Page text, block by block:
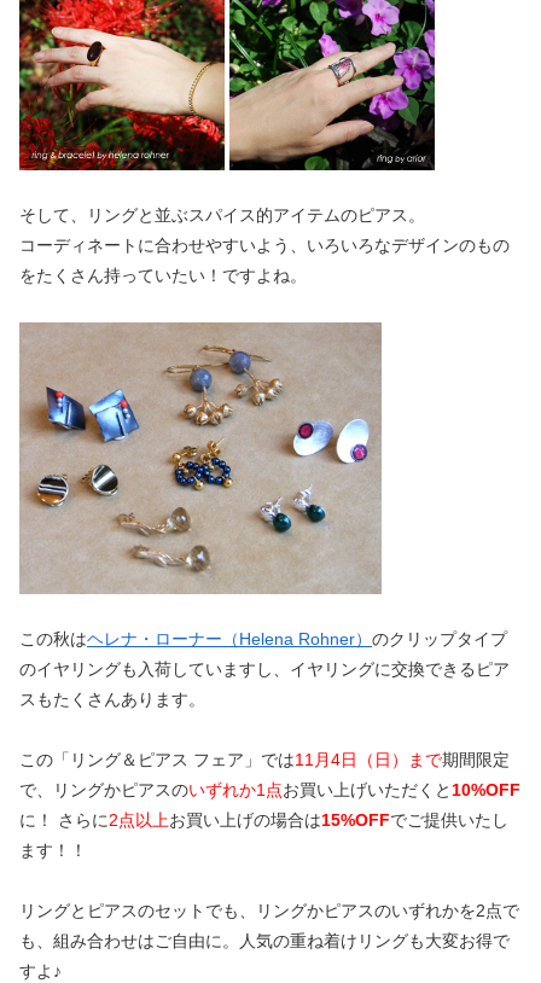
そして、リングと並ぶスパイス的アイテムのピアス。
コーディネートに合わせやすいよう、いろいろなデザインのもの
をたくさん持っていたい！ですよね。
この秋はヘレナ・ローナー（Helena Rohner） のクリップタイプ
のイヤリングも入荷していますし、イヤリングに交換できるピア
スもたくさんあります。
この「リング＆ピアス フェア」では11月4日（日）まで期間限定
で、リングかピアスのいずれか1点お買い上げいただくと 10%OFF
に！ さらに2点以上お買い上げの場合は15%OFFでご提供いたし
ます！！
リングとピアスのセットでも、リングかピアスのいずれかを2点で
も、組み合わせはご自由に。人気の重ね着けリングも大変お得で
すよ♪